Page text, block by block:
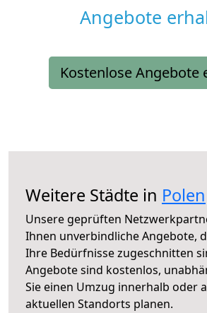
Angebote
Kostenlose Angebote
Weitere Städte in Polen
Unsere geprüften
Ihnen unverbindliche Angebote,
Ihre Bedürfnisse zugeschnitten
Angebote sind kostenlos,
Sie einen Umzug innerhalb oder
aktuellen Standorts planen.